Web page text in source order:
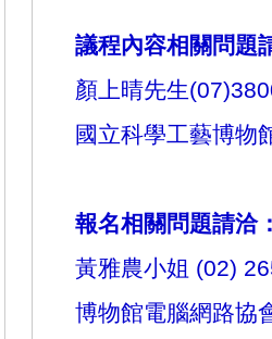
議程內容相關問題
顏上晴先生(
國立科學工藝博物
報名相關問題請洽
黃雅農小姐 (02)
博物館電腦網路協